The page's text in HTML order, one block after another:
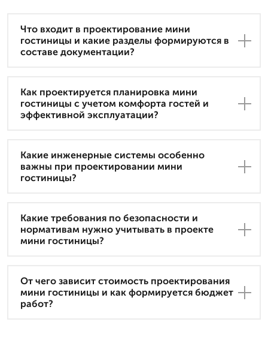
Что входит в проектирование мини
гостиницы и какие разделы формируются в
составе документации?
Как проектируется планировка мини
гостиницы с учетом комфорта гостей и
эффективной эксплуатации?
Какие инженерные системы особенно
важны при проектировании мини
гостиницы?
Какие требования по безопасности и
нормативам нужно учитывать в проекте
мини гостиницы?
От чего зависит стоимость проектирования
мини гостиницы и как формируется бюджет
работ?